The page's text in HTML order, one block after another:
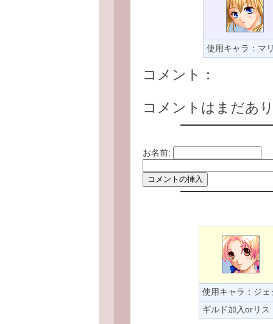
使用キャラ：マ
コメント：
コメントはまだあ
お名前:
使用キャラ：ジェ
ギルド加入orリス